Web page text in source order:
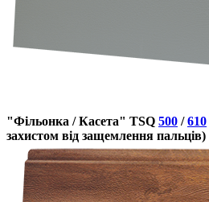
"Фільонка / Касета" TSQ 500 /610
захистом від защемлення пальців)